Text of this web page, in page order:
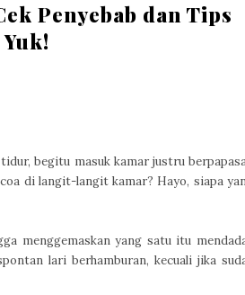
Penyebab dan Tips
begitu masuk kamar justru
di langit-langit kamar? Hayo, siapa
menggemaskan yang satu itu
lari berhamburan, kecuali jika